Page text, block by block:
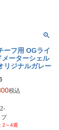
ーフ用 OGライ
ーターシェル
リジナルガレー
ック
ミ
ルド
ド
税込
プ
2～4週